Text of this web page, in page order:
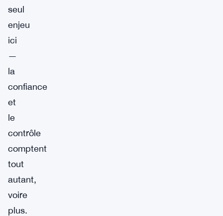
seul
enjeu
ici
—
la
confiance
et
le
contrôle
comptent
tout
autant,
voire
plus.